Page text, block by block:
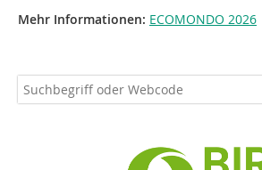
Mehr Informationen: ECOMONDO 2026